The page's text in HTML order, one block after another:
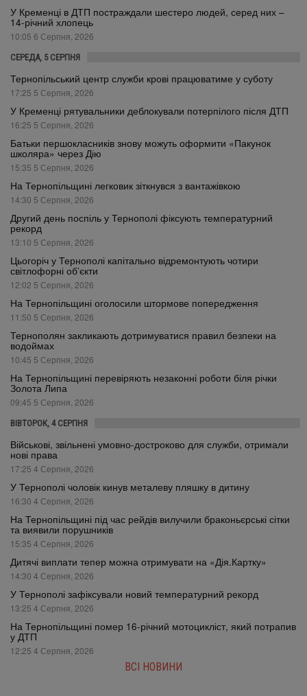
У Кременці в ДТП постраждали шестеро людей, серед них –
14-річний хлопець
10:05 6 Серпня, 2026
СЕРЕДА, 5 СЕРПНЯ
Тернопільський центр служби крові працюватиме у суботу
17:25 5 Серпня, 2026
У Кременці рятувальники деблокували потерпілого після ДТП
16:25 5 Серпня, 2026
Батьки першокласників знову можуть оформити «Пакунок
школяра» через Дію
15:35 5 Серпня, 2026
На Тернопільщині легковик зіткнувся з вантажівкою
14:30 5 Серпня, 2026
Другий день поспіль у Тернополі фіксують температурний
рекорд
13:10 5 Серпня, 2026
Цьогоріч у Тернополі капітально відремонтують чотири
світлофорні об’єкти
12:02 5 Серпня, 2026
На Тернопільщині оголосили штормове попередження
11:50 5 Серпня, 2026
Тернополян закликають дотримуватися правил безпеки на
водоймах
10:45 5 Серпня, 2026
На Тернопільщині перевіряють незаконні роботи біля річки
Золота Липа
09:45 5 Серпня, 2026
ВІВТОРОК, 4 СЕРПНЯ
Військові, звільнені умовно-достроково для служби, отримали
нові права
17:25 4 Серпня, 2026
У Тернополі чоловік кинув металеву пляшку в дитину
16:30 4 Серпня, 2026
На Тернопільщині під час рейдів вилучили браконьєрські сітки
та виявили порушників
15:35 4 Серпня, 2026
Дитячі виплати тепер можна отримувати на «Дія.Картку»
14:30 4 Серпня, 2026
У Тернополі зафіксували новий температурний рекорд
13:25 4 Серпня, 2026
На Тернопільщині помер 16-річний мотоцикліст, який потрапив
у ДТП
12:25 4 Серпня, 2026
ВСІ НОВИНИ